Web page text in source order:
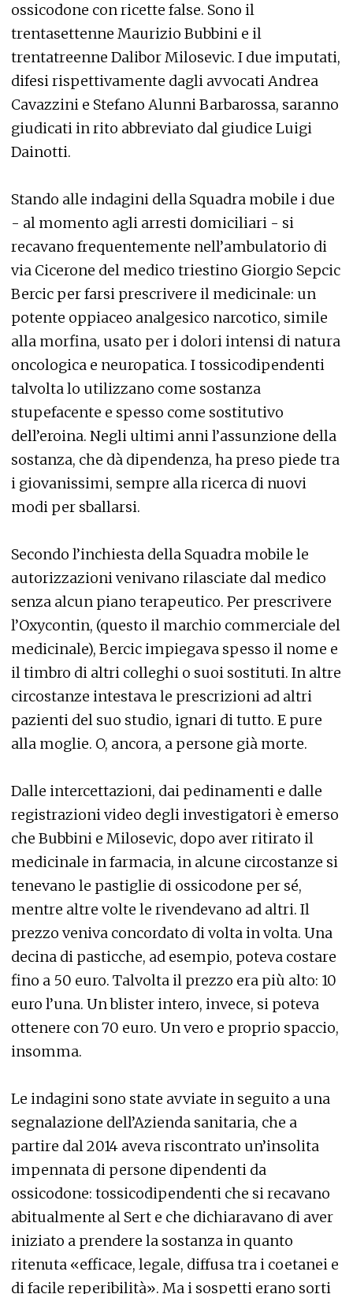
ossicodone con ricette false. Sono il
trentasettenne Maurizio Bubbini e il
trentatreenne Dalibor Milosevic. I due imputati,
difesi rispettivamente dagli avvocati Andrea
Cavazzini e Stefano Alunni Barbarossa, saranno
giudicati in rito abbreviato dal giudice Luigi
Dainotti.
Stando alle indagini della Squadra mobile i due
- al momento agli arresti domiciliari - si
recavano frequentemente nell’ambulatorio di
via Cicerone del medico triestino Giorgio Sepcic
Bercic per farsi prescrivere il medicinale: un
potente oppiaceo analgesico narcotico, simile
alla morfina, usato per i dolori intensi di natura
oncologica e neuropatica. I tossicodipendenti
talvolta lo utilizzano come sostanza
stupefacente e spesso come sostitutivo
dell’eroina. Negli ultimi anni l’assunzione della
sostanza, che dà dipendenza, ha preso piede tra
i giovanissimi, sempre alla ricerca di nuovi
modi per sballarsi.
Secondo l’inchiesta della Squadra mobile le
autorizzazioni venivano rilasciate dal medico
senza alcun piano terapeutico. Per prescrivere
l’Oxycontin, (questo il marchio commerciale del
medicinale), Bercic impiegava spesso il nome e
il timbro di altri colleghi o suoi sostituti. In altre
circostanze intestava le prescrizioni ad altri
pazienti del suo studio, ignari di tutto. E pure
alla moglie. O, ancora, a persone già morte.
Dalle intercettazioni, dai pedinamenti e dalle
registrazioni video degli investigatori è emerso
che Bubbini e Milosevic, dopo aver ritirato il
medicinale in farmacia, in alcune circostanze si
tenevano le pastiglie di ossicodone per sé,
mentre altre volte le rivendevano ad altri. Il
prezzo veniva concordato di volta in volta. Una
decina di pasticche, ad esempio, poteva costare
fino a 50 euro. Talvolta il prezzo era più alto: 10
euro l’una. Un blister intero, invece, si poteva
ottenere con 70 euro. Un vero e proprio spaccio,
insomma.
Le indagini sono state avviate in seguito a una
segnalazione dell’Azienda sanitaria, che a
partire dal 2014 aveva riscontrato un’insolita
impennata di persone dipendenti da
ossicodone: tossicodipendenti che si recavano
abitualmente al Sert e che dichiaravano di aver
iniziato a prendere la sostanza in quanto
ritenuta «efficace, legale, diffusa tra i coetanei e
di facile reperibilità». Ma i sospetti erano sorti